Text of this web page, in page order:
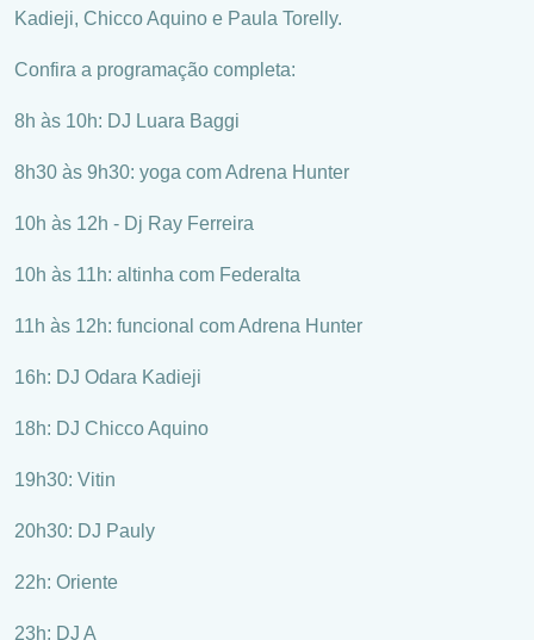
Kadieji, Chicco Aquino e Paula Torelly.
Confira a programação completa:
8h às 10h: DJ Luara Baggi
8h30 às 9h30: yoga com Adrena Hunter
10h às 12h - Dj Ray Ferreira
10h às 11h: altinha com Federalta
11h às 12h: funcional com Adrena Hunter
16h: DJ Odara Kadieji
18h: DJ Chicco Aquino
19h30: Vitin
20h30: DJ Pauly
22h: Oriente
23h: DJ A